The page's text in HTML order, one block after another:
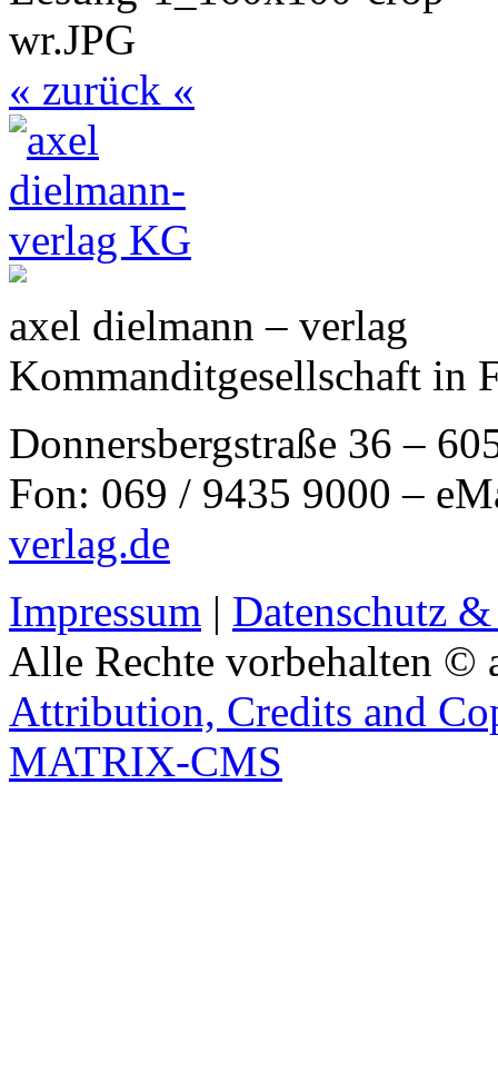
« zurück «
axel dielmann – verlag
Kommanditgesellschaft in
Donnersbergstraße 36 –
Fon: 069 / 9435 9000 –
verlag.de
Impressum | Datenschutz
Alle Rechte vorbehalten ©
Attribution, Credits and
MATRIX-CMS